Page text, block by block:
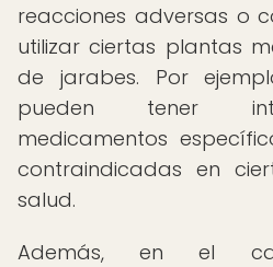
reacciones adversas o
utilizar ciertas plantas
de jarabes. Por
pueden tener
medicamentos
contraindicadas en
salud.
Además, en el